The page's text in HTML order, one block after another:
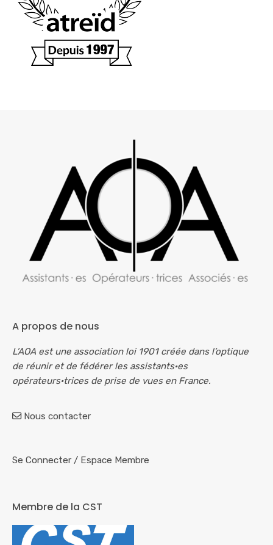
A propos de nous
L’AOA est une association loi 1901 créée dans l’optique
de réunir et de fédérer les assistants·es
opérateurs·trices de prise de vues en France.
Nous contacter
Se Connecter / Espace Membre
Membre de la CST